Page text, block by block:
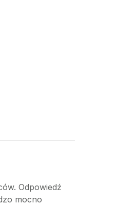
Odpowiedź
mocno